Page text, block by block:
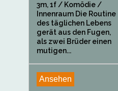
3m, 1f / Komödie /
Innenraum Die Routine
des täglichen Lebens
gerät aus den Fugen,
als zwei Brüder einen
mutigen...
Ansehen